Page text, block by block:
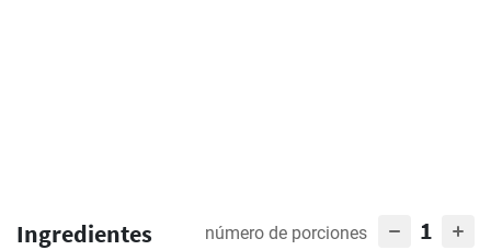
Ingredientes número de porciones 1